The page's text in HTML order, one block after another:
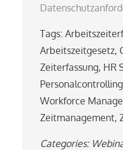
Tags:
Arbeitszeitgesetz,
Zeiterfassung, HR
Personalcontrolling
Workforce
Zeitmanagement,
Categories: